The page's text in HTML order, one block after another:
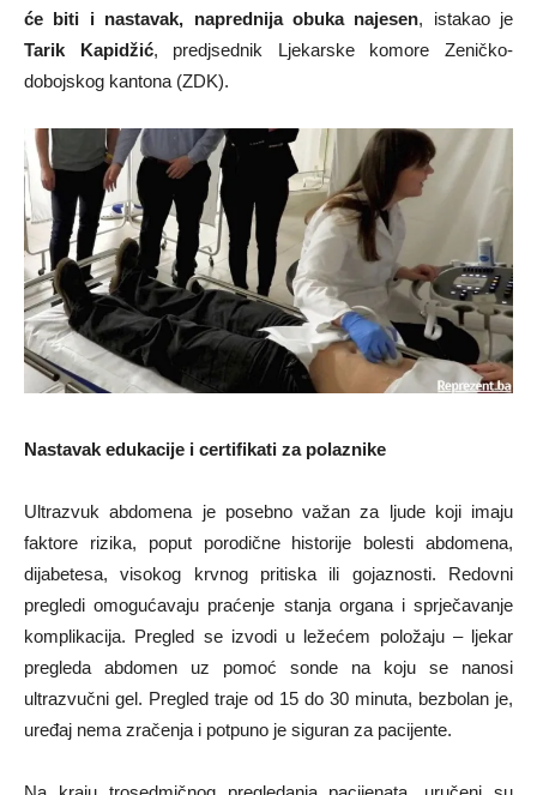
će biti i nastavak, naprednija obuka najesen, istakao je
Tarik Kapidžić, predjsednik Ljekarske komore Zeničko-
dobojskog kantona (ZDK).
Nastavak edukacije i certifikati za polaznike
Ultrazvuk abdomena je posebno važan za ljude koji imaju
faktore rizika, poput porodične historije bolesti abdomena,
dijabetesa, visokog krvnog pritiska ili gojaznosti. Redovni
pregledi omogućavaju praćenje stanja organa i sprječavanje
komplikacija. Pregled se izvodi u ležećem položaju – ljekar
pregleda abdomen uz pomoć sonde na koju se nanosi
ultrazvučni gel. Pregled traje od 15 do 30 minuta, bezbolan je,
uređaj nema zračenja i potpuno je siguran za pacijente.